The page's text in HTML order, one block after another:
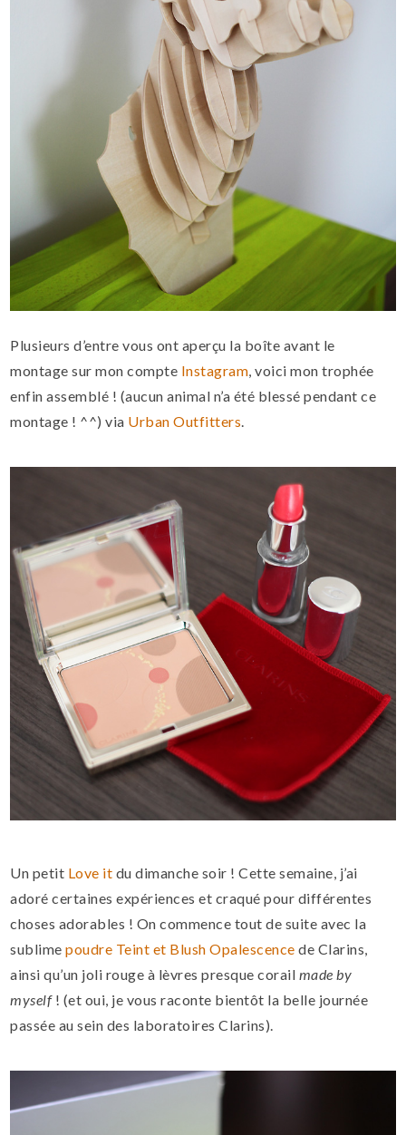
Plusieurs d’entre vous ont aperçu la boîte avant le
montage sur mon compte Instagram , voici mon trophée
enfin assemblé ! (aucun animal n’a été blessé pendant ce
montage ! ^^) via Urban Outfitters
Un petit Love it du dimanche soir ! Cette semaine, j’ai
adoré certaines expériences et craqué pour différentes
choses adorables ! On commence tout de suite avec la
sublimepoudre Teint et Blush Opalescence de Clarins,
ainsi qu’un joli rouge à lèvres presque corail made by
myself! (et oui, je vous raconte bientôt la belle journée
passée au sein des laboratoires Clarins).